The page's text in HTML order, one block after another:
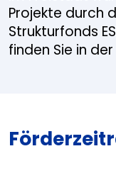
Projekte durch
Strukturfonds
finden Sie in